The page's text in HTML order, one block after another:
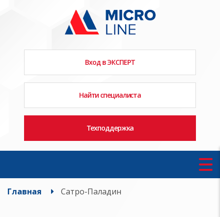
Вход в ЭКСПЕРТ
Найти специалиста
Техподдержка
Главная Сатро-Паладин